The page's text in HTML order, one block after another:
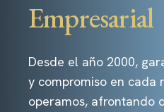
Empresarial
Desde el año 2000,
y compromiso en cada
operamos, afrontando